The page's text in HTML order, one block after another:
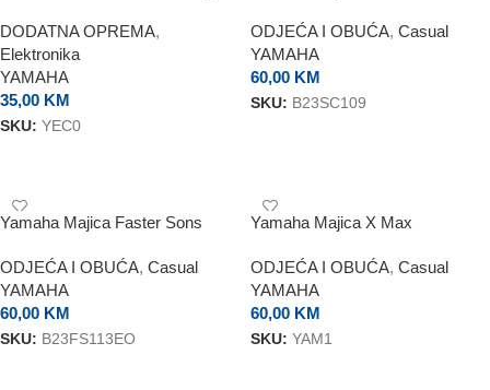
DODATNA OPREMA,
Elektronika
YAMAHA
35,00 KM
SKU: YEC0
ODJEĆA I OBUĆA, Casual
YAMAHA
60,00 KM
SKU: B23SC109
Yamaha Majica Faster Sons
ODJEĆA I OBUĆA, Casual
YAMAHA
60,00 KM
SKU: B23FS113EO
Yamaha Majica X Max
ODJEĆA I OBUĆA, Casual
YAMAHA
60,00 KM
SKU: YAM1